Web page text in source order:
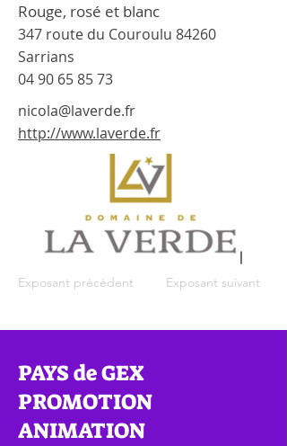
Rouge, rosé et blanc
347 route du Couroulu 84260
Sarrians
04 90 65 85 73
nicola@laverde.fr
http://www.laverde.fr
Exposant précédent Exposant suivant
PAYS de GEX
PROMOTION
ANIMATION